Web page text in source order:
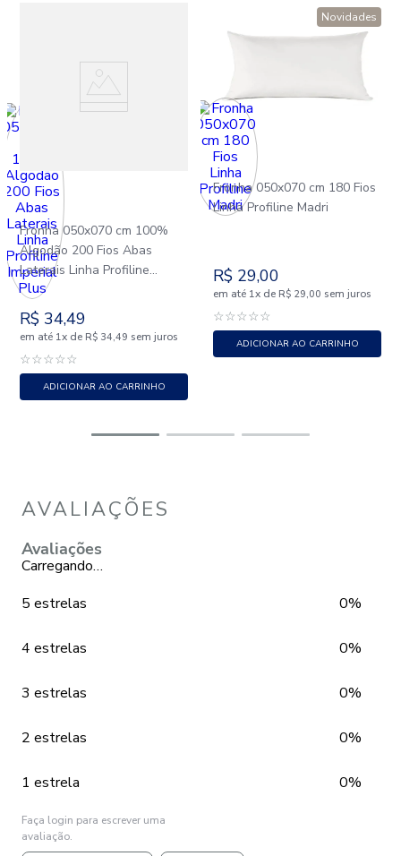
Fronha 050x070 cm 100%
Algodão 200 Fios Abas
Laterais Linha Profiline
Imperial Plus
R$ 34,49
em até 1x de R$ 34,49 sem juros
☆☆☆☆☆
ADICIONAR AO CARRINHO
Novidades
Fronha 050x070 cm 180 Fios
Linha Profiline Madri
R$ 29,00
em até 1x de R$ 29,00 sem juros
☆☆☆☆☆
ADICIONAR AO CARRINHO
AVALIAÇÕES
Avaliações
Carregando…
5 estrelas
0%
4 estrelas 0%
3 estrelas 0%
2 estrelas 0%
1 estrela 0%
Faça login para escrever uma
avaliação.